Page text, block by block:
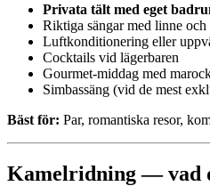
Privata tält med eget
Riktiga sängar med linne och
Luftkonditionering eller
Cocktails vid lägerbaren
Gourmet-middag med
Simbassäng (vid de mest
Bäst för: Par, romantiska resor,
Kamelridning — vad